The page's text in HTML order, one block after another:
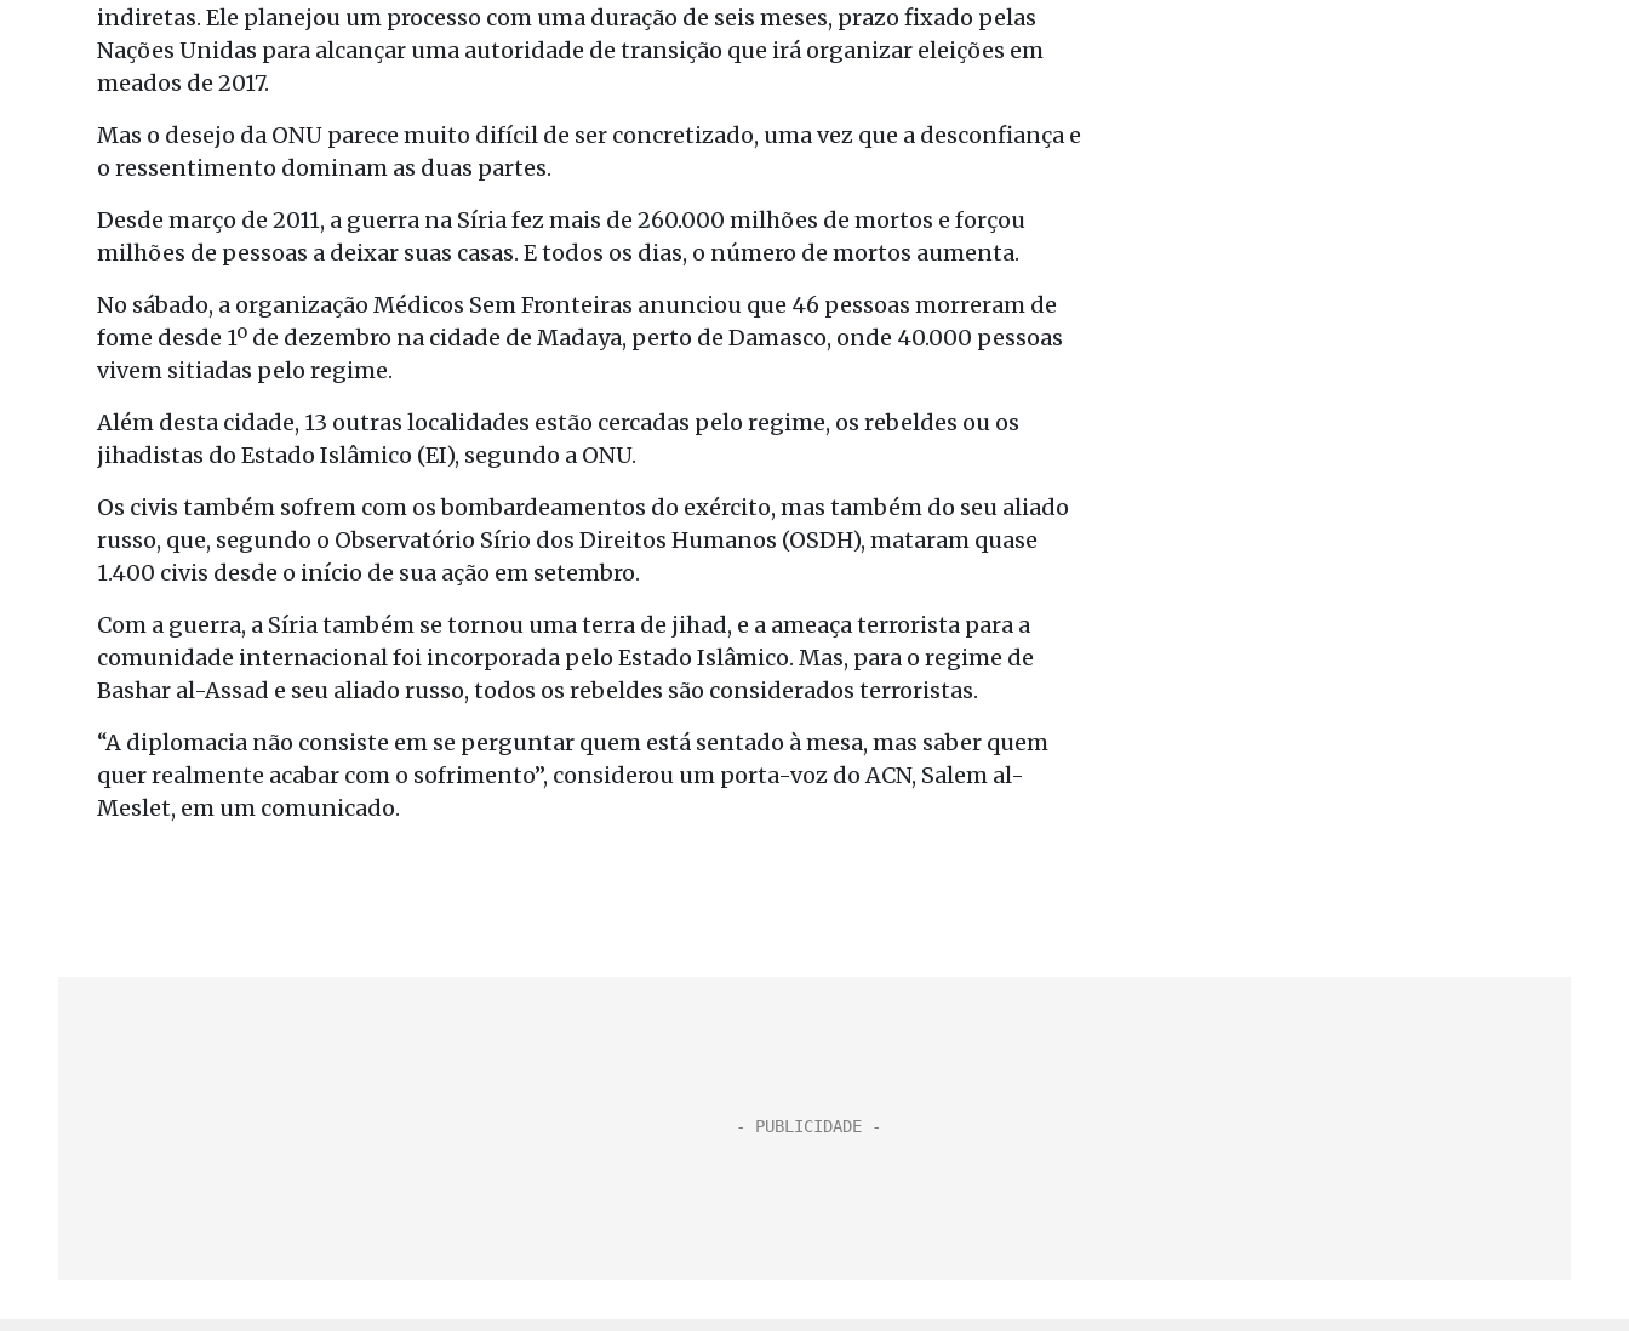
indiretas. Ele planejou um processo com uma duração de seis meses, prazo fixado pelas
Nações Unidas para alcançar uma autoridade de transição que irá organizar eleições em
meados de 2017.
Mas o desejo da ONU parece muito difícil de ser concretizado, uma vez que a desconfiança e
o ressentimento dominam as duas partes.
Desde março de 2011, a guerra na Síria fez mais de 260.000 milhões de mortos e forçou
milhões de pessoas a deixar suas casas. E todos os dias, o número de mortos aumenta.
No sábado, a organização Médicos Sem Fronteiras anunciou que 46 pessoas morreram de
fome desde 1º de dezembro na cidade de Madaya, perto de Damasco, onde 40.000 pessoas
vivem sitiadas pelo regime.
Além desta cidade, 13 outras localidades estão cercadas pelo regime, os rebeldes ou os
jihadistas do Estado Islâmico (EI), segundo a ONU.
Os civis também sofrem com os bombardeamentos do exército, mas também do seu aliado
russo, que, segundo o Observatório Sírio dos Direitos Humanos (OSDH), mataram quase
1.400 civis desde o início de sua ação em setembro.
Com a guerra, a Síria também se tornou uma terra de jihad, e a ameaça terrorista para a
comunidade internacional foi incorporada pelo Estado Islâmico. Mas, para o regime de
Bashar al-Assad e seu aliado russo, todos os rebeldes são considerados terroristas.
“A diplomacia não consiste em se perguntar quem está sentado à mesa, mas saber quem
quer realmente acabar com o sofrimento”, considerou um porta-voz do ACN, Salem al-
Meslet, em um comunicado.